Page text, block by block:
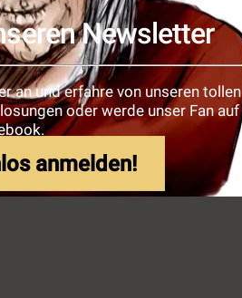
Newsletter
an und erfahre von unseren tollen
oder werde unser Fan auf
anmelden!